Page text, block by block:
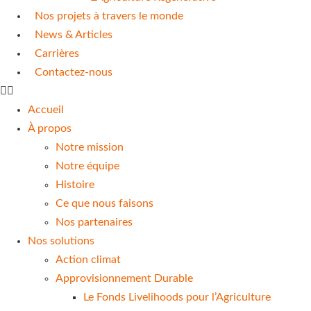
Nos projets à travers le monde
News & Articles
Carrières
Contactez-nous
Accueil
À propos
Notre mission
Notre équipe
Histoire
Ce que nous faisons
Nos partenaires
Nos solutions
Action climat
Approvisionnement Durable
Le Fonds Livelihoods pour l’Agriculture